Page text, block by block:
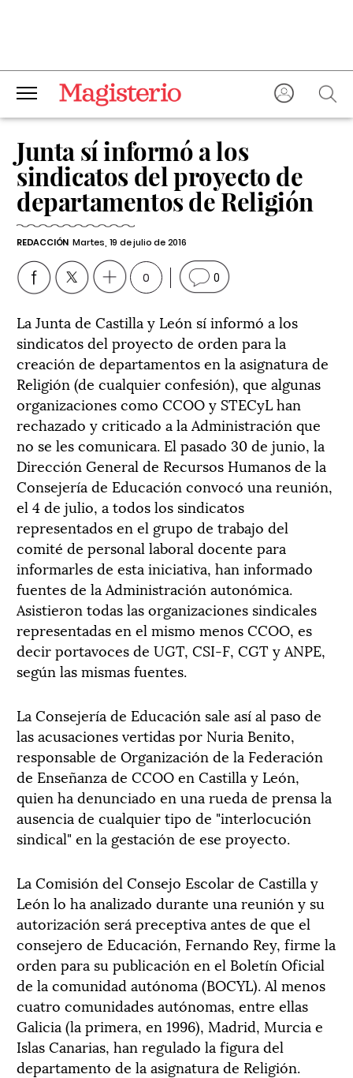
Junta sí informó a los
sindicatos del proyecto de
departamentos de Religión
REDACCIÓN Martes, 19 de julio de 2016
0 0
La Junta de Castilla y León sí informó a los
sindicatos del proyecto de orden para la
creación de departamentos en la asignatura de
Religión (de cualquier confesión), que algunas
organizaciones como CCOO y STECyL han
rechazado y criticado a la Administración que
no se les comunicara. El pasado 30 de junio, la
Dirección General de Recursos Humanos de la
Consejería de Educación convocó una reunión,
el 4 de julio, a todos los sindicatos
representados en el grupo de trabajo del
comité de personal laboral docente para
informarles de esta iniciativa, han informado
fuentes de la Administración autonómica.
Asistieron todas las organizaciones sindicales
representadas en el mismo menos CCOO, es
decir portavoces de UGT, CSI-F, CGT y ANPE,
según las mismas fuentes.
La Consejería de Educación sale así al paso de
las acusaciones vertidas por Nuria Benito,
responsable de Organización de la Federación
de Enseñanza de CCOO en Castilla y León,
quien ha denunciado en una rueda de prensa la
ausencia de cualquier tipo de "interlocución
sindical" en la gestación de ese proyecto.
La Comisión del Consejo Escolar de Castilla y
León lo ha analizado durante una reunión y su
autorización será preceptiva antes de que el
consejero de Educación, Fernando Rey, firme la
orden para su publicación en el Boletín Oficial
de la comunidad autónoma (BOCYL). Al menos
cuatro comunidades autónomas, entre ellas
Galicia (la primera, en 1996), Madrid, Murcia e
Islas Canarias, han regulado la figura del
departamento de la asignatura de Religión.